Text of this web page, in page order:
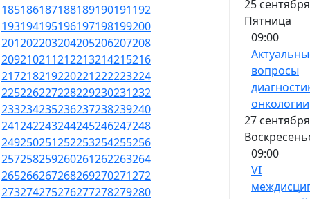
185186187188189190191192
193194195196197198199200
201202203204205206207208
209210211212213214215216
217218219220221222223224
225226227228229230231232
233234235236237238239240
241242243244245246247248
249250251252253254255256
257258259260261262263264
265266267268269270271272
273274275276277278279280
25
Пятница
09:00
вопросы
онкологии
27
09:00
VI